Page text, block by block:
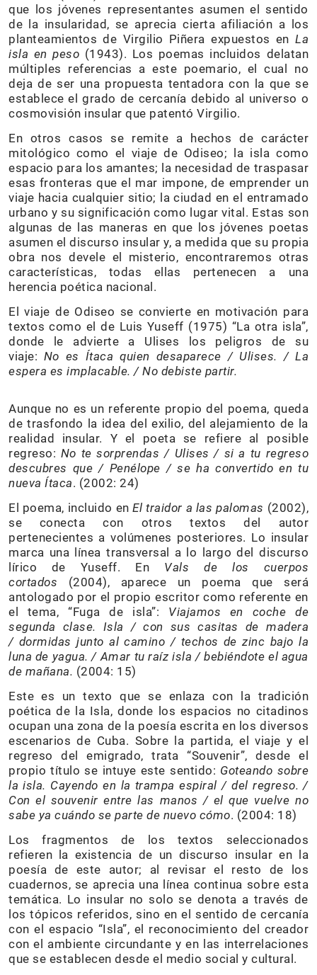
que los jóvenes representantes asumen el sentido
de la insularidad, se aprecia cierta afiliación a los
planteamientos de Virgilio Piñera expuestos en La
isla en peso (1943). Los poemas incluidos delatan
múltiples referencias a este poemario, el cual no
deja de ser una propuesta tentadora con la que se
establece el grado de cercanía debido al universo o
cosmovisión insular que patentó Virgilio.
En otros casos se remite a hechos de carácter
mitológico como el viaje de Odiseo; la isla como
espacio para los amantes; la necesidad de traspasar
esas fronteras que el mar impone, de emprender un
viaje hacia cualquier sitio; la ciudad en el entramado
urbano y su significación como lugar vital. Estas son
algunas de las maneras en que los jóvenes poetas
asumen el discurso insular y, a medida que su propia
obra nos devele el misterio, encontraremos otras
características, todas ellas pertenecen a una
herencia poética nacional.
El viaje de Odiseo se convierte en motivación para
textos como el de Luis Yuseff (1975) “La otra isla”,
donde le advierte a Ulises los peligros de su
viaje: No es Ítaca quien desaparece / Ulises. / La
espera es implacable. / No debiste partir.
Aunque no es un referente propio del poema, queda
de trasfondo la idea del exilio, del alejamiento de la
realidad insular. Y el poeta se refiere al posible
regreso: No te sorprendas / Ulises / si a tu regreso
descubres que / Penélope / se ha convertido en tu
nueva Ítaca. (2002: 24)
El poema, incluido enEl traidor a las palomas (2002),
se conecta con otros textos del autor
pertenecientes a volúmenes posteriores. Lo insular
marca una línea transversal a lo largo del discurso
lírico de Yuseff. En Vals de los cuerpos
cortados (2004), aparece un poema que será
antologado por el propio escritor como referente en
el tema, “Fuga de isla”: Viajamos en coche de
segunda clase. Isla / con sus casitas de madera
/ dormidas junto al camino / techos de zinc bajo la
luna de yagua. / Amar tu raíz isla / bebiéndote el agua
de mañana. (2004: 15)
Este es un texto que se enlaza con la tradición
poética de la Isla, donde los espacios no citadinos
ocupan una zona de la poesía escrita en los diversos
escenarios de Cuba. Sobre la partida, el viaje y el
regreso del emigrado, trata “Souvenir”, desde el
propio título se intuye este sentido: Goteando sobre
la isla. Cayendo en la trampa espiral / del regreso. /
Con el souvenir entre las manos / el que vuelve no
sabe ya cuándo se parte de nuevo cómo. (2004: 18)
Los fragmentos de los textos seleccionados
refieren la existencia de un discurso insular en la
poesía de este autor; al revisar el resto de los
cuadernos, se aprecia una línea continua sobre esta
temática. Lo insular no solo se denota a través de
los tópicos referidos, sino en el sentido de cercanía
con el espacio “Isla”, el reconocimiento del creador
con el ambiente circundante y en las interrelaciones
que se establecen desde el medio social y cultural.